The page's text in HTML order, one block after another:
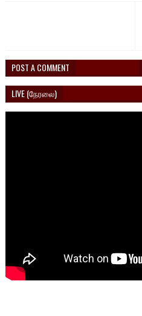
POST A COMMENT
LIVE (நேரலை)